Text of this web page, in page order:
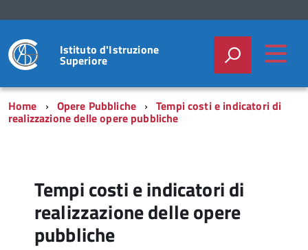
Istituto d'Istruzione
Superiore
Home Opere Pubbliche Tempi costi e indicatori di
realizzazione delle opere pubbliche
Tempi costi e indicatori di
realizzazione delle opere
pubbliche